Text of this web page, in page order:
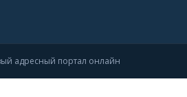
адресный портал онлайн